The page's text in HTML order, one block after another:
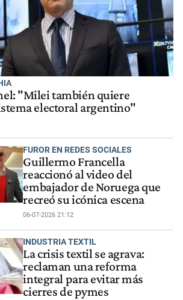
"Milei también quiere
electoral argentino"
FUROR EN REDES SOCIALES
Guillermo Francella
reaccionó al video del
embajador de Noruega que
recreó su icónica escena
06-07-2026 21:12
INDUSTRIA TEXTIL
La crisis textil se agrava:
reclaman una reforma
integral para evitar más
cierres de pymes